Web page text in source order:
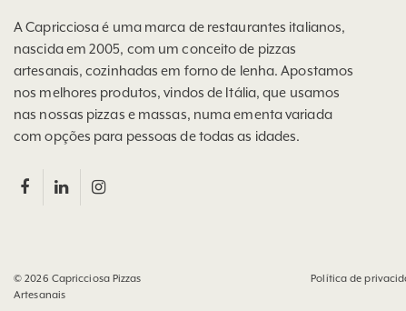
A Capricciosa é uma marca de restaurantes italianos,
nascida em 2005, com um conceito de pizzas
artesanais, cozinhadas em forno de lenha. Apostamos
nos melhores produtos, vindos de Itália, que usamos
nas nossas pizzas e massas, numa ementa variada
com opções para pessoas de todas as idades.
© 2026 Capricciosa Pizzas
Artesanais
Política de